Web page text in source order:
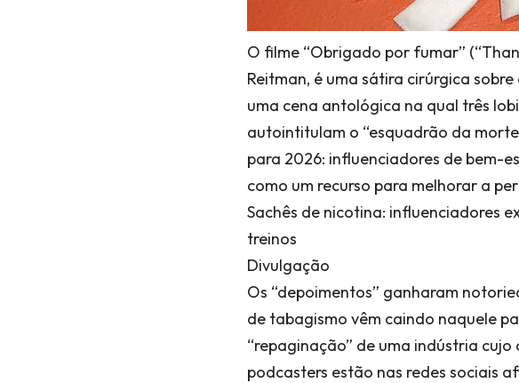
O filme “Obrigado por fumar”
Reitman, é uma sátira cirúrgica
uma cena antológica na qual três
autointitulam o “esquadrão da
para 2026: influenciadores de bem-
como um recurso para melhorar a
Sachês de nicotina: influenciadores
treinos
Divulgação
Os “depoimentos” ganharam
de tabagismo vêm caindo naquele
“repaginação” de uma indústria
podcasters estão nas redes sociais